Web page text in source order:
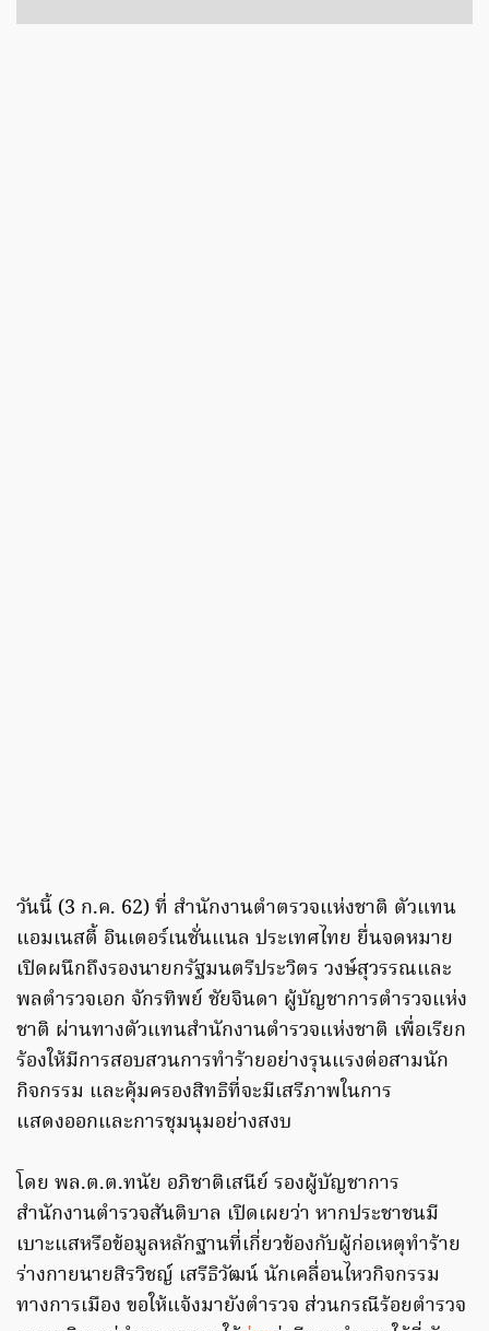
วันนี้ (3 ก.ค. 62) ที่ สำนักงานตำตรวจแห่งชาติ ตัวแทน
แอมเนสตี้ อินเตอร์เนชั่นแนล ประเทศไทย ยื่นจดหมาย
เปิดผนึกถึงรองนายกรัฐมนตรีประวิตร วงษ์สุวรรณและ
พลตำรวจเอก จักรทิพย์ ชัยจินดา ผู้บัญชาการตำรวจแห่ง
ชาติ ผ่านทางตัวแทนสำนักงานตำรวจแห่งชาติ เพื่อเรียก
ร้องให้มีการสอบสวนการทำร้ายอย่างรุนแรงต่อสามนัก
กิจกรรม และคุ้มครองสิทธิที่จะมีเสรีภาพในการ
แสดงออกและการชุมนุมอย่างสงบ
โดย พล.ต.ต.ทนัย อภิชาติเสนีย์ รองผู้บัญชาการ
สำนักงานตำรวจสันติบาล เปิดเผยว่า หากประชาชนมี
เบาะแสหรือข้อมูลหลักฐานที่เกี่ยวข้องกับผู้ก่อเหตุทำร้าย
ร่างกายนายสิรวิชญ์ เสรีธิวัฒน์ นักเคลื่อนไหวกิจกรรม
ทางการเมือง ขอให้แจ้งมายังตำรวจ ส่วนกรณีร้อยตำรวจ